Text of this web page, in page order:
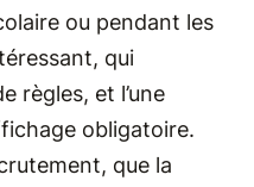
ou pendant les
qui
règles, et l’une
obligatoire.
que la